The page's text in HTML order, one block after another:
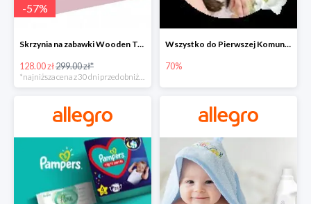
-57%
Skrzynia na zabawki Wooden Toys -57%
128.00 zł299.00 zł*
Wszystko do Pierwszej Komunii na Allegro do -70%
70%